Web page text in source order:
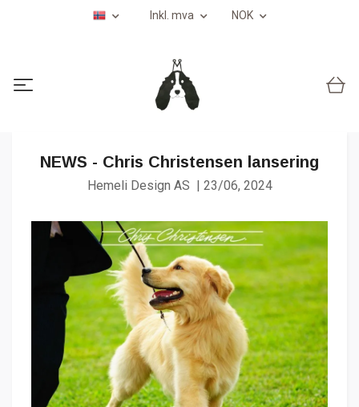
Inkl. mva NOK
NEWS - Chris Christensen lansering
Hemeli Design AS 23/06, 2024